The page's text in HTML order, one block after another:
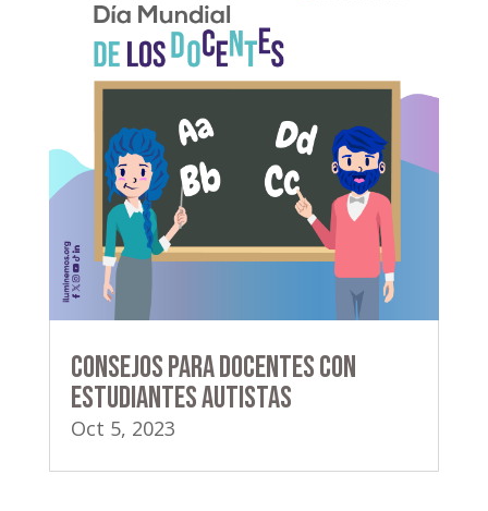
Consejos para docentes con
estudiantes autistas
Oct 5, 2023